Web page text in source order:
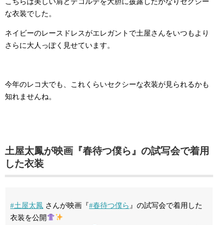
な衣装でした。
ネイビーのレースドレスがエレガントで土屋さんをいつもより
さらに大人っぽく見せています。
今年のレコ大でも、これくらいセクシーな衣装が見られるかも
知れませんね。
土屋太鳳が映画『春待つ僕ら』の試写会で着用
した衣装
#土屋太鳳 さんが映画『#春待つ僕ら 』の試写会で着用した
衣装を公開